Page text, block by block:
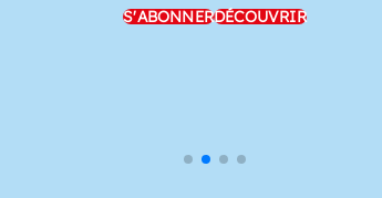
S'ABONNERDÉCOUVRIR